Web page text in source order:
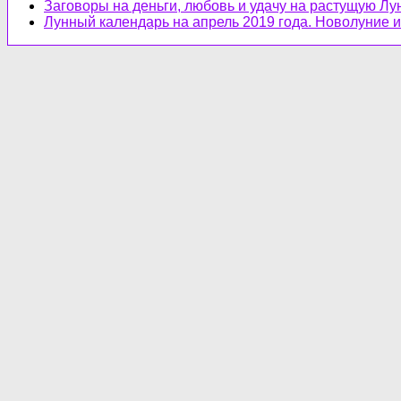
Заговоры на деньги, любовь и удачу на растущую
Лунный календарь на апрель 2019 года. Новолуние